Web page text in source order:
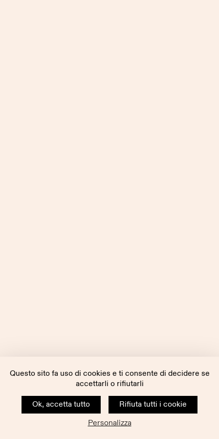
Questo sito fa uso di cookies e ti consente di decidere se
accettarli o rifiutarli
Ok, accetta tutto
Rifiuta tutti i cookie
Personalizza